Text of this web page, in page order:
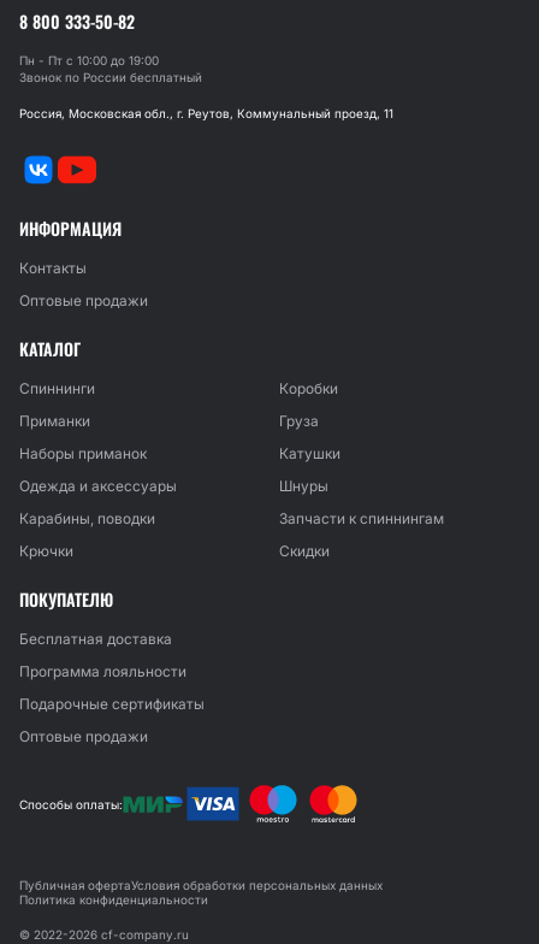
8 800 333-50-82
Пн - Пт с 10:00 до 19:00
Звонок по России бесплатный
Россия, Московская обл., г. Реутов, Коммунальный проезд, 11
ИНФОРМАЦИЯ
Контакты
Оптовые продажи
КАТАЛОГ
Спиннинги
Коробки
Приманки
Груза
Наборы приманок
Катушки
Одежда и аксессуары
Шнуры
Карабины, поводки
Запчасти к спиннингам
Крючки
Скидки
ПОКУПАТЕЛЮ
Бесплатная доставка
Программа лояльности
Подарочные сертификаты
Оптовые продажи
Способы оплаты:
© 2022-2026 cf-company.ru
Публичная офертаУсловия обработки персональных данных
Политика конфиденциальности